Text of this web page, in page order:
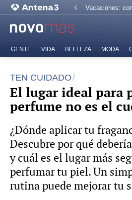
Vacaciones:
GENTE VIDA BELLEZA MODA
TEN CUIDADO
El lugar ideal para
perfume no es el
¿Dónde aplicar tu
Descubre por qué
y cuál es el lugar más
perfumar tu piel. Un
rutina puede mejorar tu